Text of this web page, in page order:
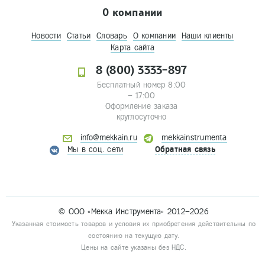
О компании
Новости Статьи Словарь О компании
Наши клиенты
Карта сайта
8 (800) 3333-897
Бесплатный номер 8:00
– 17:00
Оформление заказа
круглосуточно
info@mekkain.ru
mekkainstrumenta
Мы в соц. сети
Обратная связь
© ООО «Мекка Инструмента» 2012–2026
Указанная стоимость товаров и условия их приобретения действительны по
состоянию на текущую дату.
Цены на сайте указаны без НДС.